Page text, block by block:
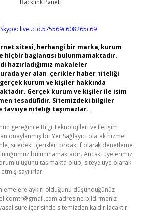
Skype: live:.cid.575569c608265c69
sitesi, herhangi bir marka, kurum
hiçbir bağlantısı bulunmamaktadır.
hazırladığımız makaleler
yer alan içerikler haber niteliği
kurum ve kişiler hakkında
Gerçek kurum ve kişiler ile isim
tesadüfidir. Sitemizdeki bilgiler
tavsiye niteliği taşımazlar.
gereğince Bilgi Teknolojileri ve İletişim
onaylanmış bir Yer Sağlayıcı olarak hizmet
sitedeki içerikleri proaktif olarak denetleme
bulunmamaktadır. Ancak, üyelerimiz
taşımakta olup, siteye üye olarak
sayılırlar.
aykırı olduğunu düşündüğünüz
adresine bildirmeniz
süre içerisinde sitemizden kaldırılacaktır.